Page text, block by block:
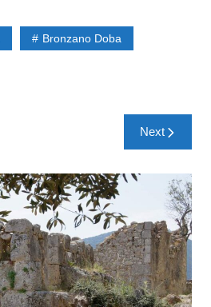
Bronzano Doba
Next